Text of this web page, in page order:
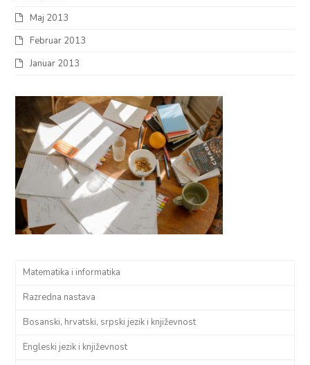
Maj 2013
Februar 2013
Januar 2013
Matematika i informatika
Razredna nastava
Bosanski, hrvatski, srpski jezik i književnost
Engleski jezik i književnost